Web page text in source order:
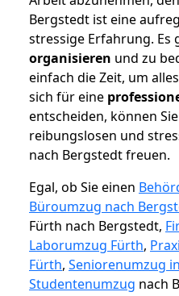
Bergstedt ist eine
stressige Erfahrung. Es
organisieren und zu
einfach die Zeit, um
sich für eine
entscheiden, können
reibungslosen und
nach Bergstedt freuen.
Egal, ob Sie einen
Büroumzug nach
Fürth nach Bergstedt,
Laborumzug Fürth,
Fürth, Seniorenumzug
Studentenumzug nach